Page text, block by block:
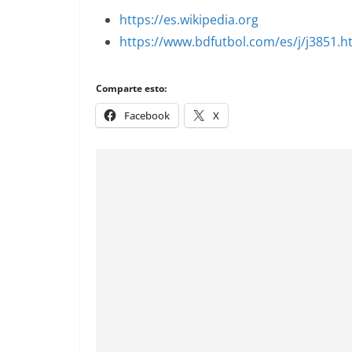
https://es.wikipedia.org
https://www.bdfutbol.com/es/j/
Comparte esto:
Facebook X